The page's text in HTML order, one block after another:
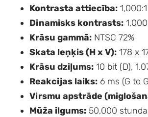
Kontrasta attiecība: 1,000:1
Dinamisks kontrasts:
Krāsu gammā: NTSC 72%
Skata leņķis (H x V): 178 x
Krāsu dziļums: 10 bit (D),
Reakcijas laiks: 6 ms (G to
Virsmu apstrāde
Mūža ilgums: 50,000